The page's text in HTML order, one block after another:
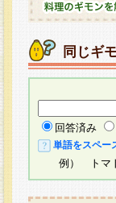
同じギ
回答済み
単語をスペー
例） トマ